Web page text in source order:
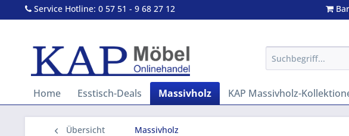
Service Hotline: 0 57 51 - 9 68 27 12
Home Esstisch-Deals Massivholz KAP Massivholz-
Übersicht Massivholz